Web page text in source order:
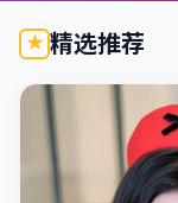
精选推荐